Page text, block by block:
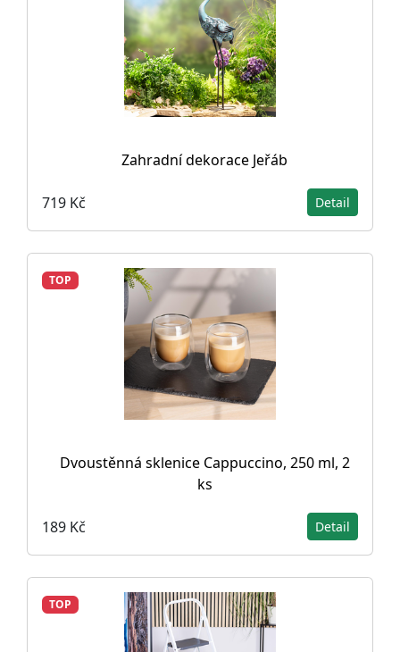
Zahradní dekorace Jeřáb
719 Kč Detail
TOP
Dvoustěnná sklenice Cappuccino, 250 ml, 2
ks
189 Kč Detail
TOP